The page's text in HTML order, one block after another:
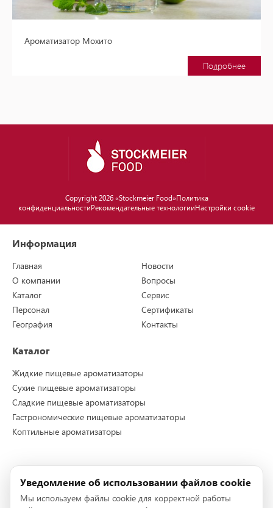
Ароматизатор Мохито
Подробнее
Copyright 2026 «Stockmeier Food»Политика
конфиденциальностиРекомендательные технологииНастройки cookie
Информация
Главная
О компании
Каталог
Персонал
География
Новости
Вопросы
Сервис
Сертификаты
Контакты
Каталог
Жидкие пищевые ароматизаторы
Сухие пищевые ароматизаторы
Сладкие пищевые ароматизаторы
Гастрономические пищевые ароматизаторы
Коптильные ароматизаторы
Контакты
Телефон:
+7 (495) 228-72-96
Уведомление об использовании файлов cookie
Мы используем файлы cookie для корректной работы